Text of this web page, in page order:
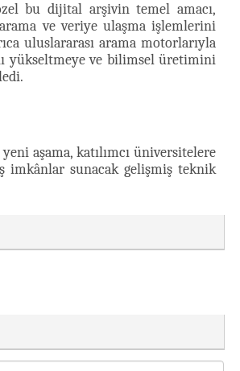
bu dijital arşivin temel amacı,
ve veriye ulaşma işlemlerini
uluslararası arama motorlarıyla
yükseltmeye ve bilimsel üretimini
aşama, katılımcı üniversitelere
imkânlar sunacak gelişmiş teknik